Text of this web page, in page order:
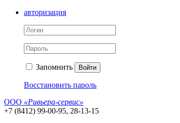
авторизация
Запомнить Войти
Восстановить пароль
ООО «Ривьера-сервис»
+7 (8412) 99-00-95, 28-13-15